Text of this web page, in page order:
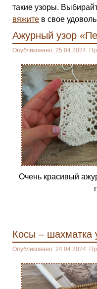
такие узоры.
вяжите в свое
Ажурный узор
Опубликовано: 25.04.2024.
Очень красивый
Косы – шахматка
Опубликовано: 24.04.2024.